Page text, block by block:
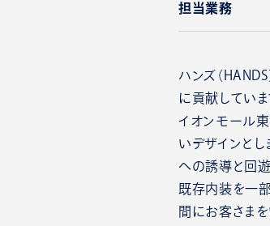
担当業務
ハンズ（
に貢献していま
イオンモール東
いデザインとし
への誘導と回
既存内装を一
間にお客さま